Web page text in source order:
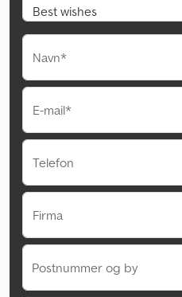
Navn*
E-mail*
Telefon
Firma
Postnummer og by